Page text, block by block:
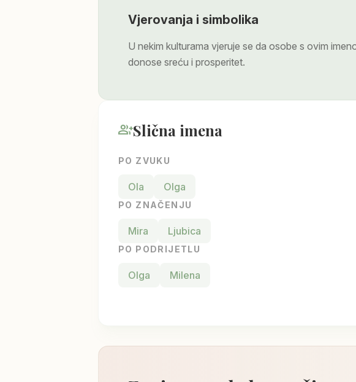
Vjerovanja i simbolika
U nekim kulturama vjeruje se da osobe s ovim
donose sreću i prosperitet.
group_addSlična imena
PO ZVUKU
Ola Olga
PO ZNAČENJU
Mira Ljubica
PO PODRIJETLU
Olga Milena